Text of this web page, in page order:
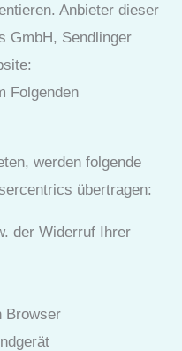
Anbieter dieser
GmbH, Sendlinger
Folgenden
werden folgende
übertragen:
der Widerruf Ihrer
Browser